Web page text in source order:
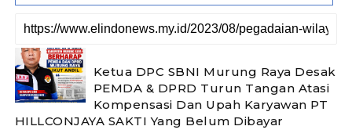
Ketua DPC SBNI Murung Raya Desak
PEMDA & DPRD Turun Tangan Atasi
Kompensasi Dan Upah Karyawan PT
HILLCONJAYA SAKTI Yang Belum Dibayar